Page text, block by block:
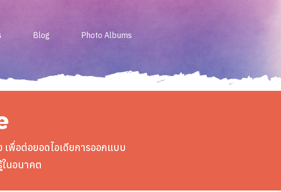
Blog Photo Albums
พื่อต่อยอดไอเดียการออกแบบ
นอนาคต